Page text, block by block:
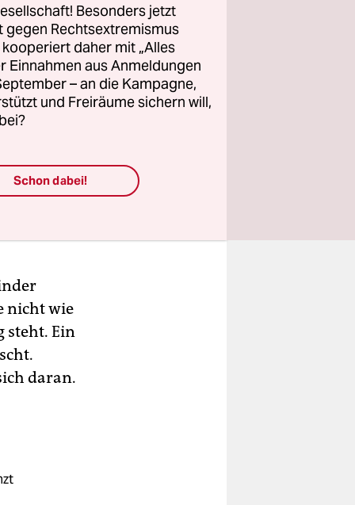
nicht wie
steht. Ein
daran.
Besonders jetzt
gegen Rechtsextremismus
daher mit „Alles
Einnahmen aus Anmeldungen
– an die Kampagne,
und Freiräume sichern will,
Schon dabei!